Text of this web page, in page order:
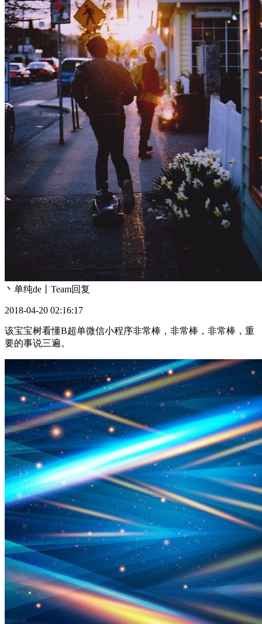
丶单纯de丨Team回复
2018-04-20 02:16:17
该宝宝树看懂B超单微信小程序非常棒，非常棒，非常棒，重
要的事说三遍。